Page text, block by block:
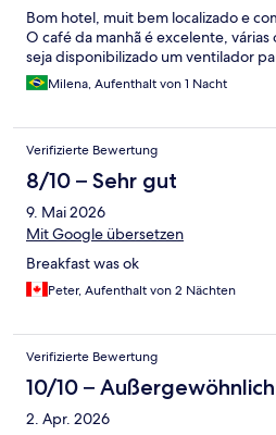
Bom hotel, muit bem localizado e
O café da manhã é excelente,
seja disponibilizado um ventilador
Milena, Aufenthalt von 1 Nacht
Verifizierte Bewertung
8/10 – Sehr gut
9. Mai 2026
Mit Google übersetzen
Breakfast was ok
Peter, Aufenthalt von 2 Nächten
Verifizierte Bewertung
10/10 – Außergewöhnlich
2. Apr. 2026